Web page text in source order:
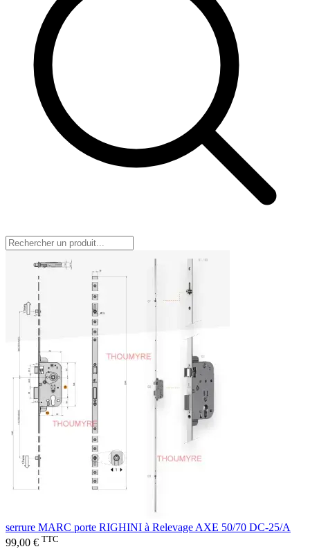
serrure MARC porte RIGHINI à Relevage AXE 50/70 DC-25/A
99,00 € TTC